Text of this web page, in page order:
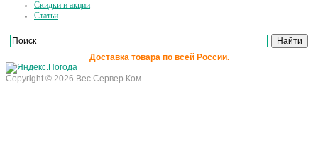
Скидки и акции
Статьи
Доставка товара по всей России.
Copyright © 2026 Вес Сервер Ком.